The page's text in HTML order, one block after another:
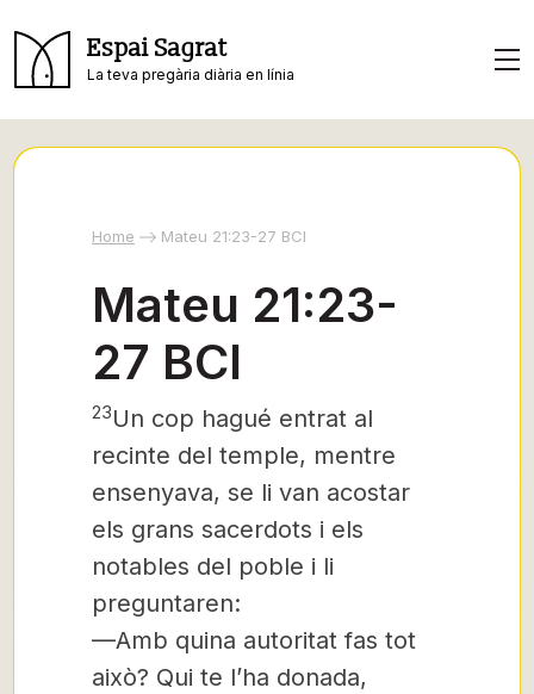
Espai Sagrat
La teva pregària diària en línia
Home Mateu 21:23-27 BCI
Mateu 21:23-
27 BCI
23Un cop hagué entrat al
recinte del temple, mentre
ensenyava, se li van acostar
els grans sacerdots i els
notables del poble i li
preguntaren:
—Amb quina autoritat fas tot
això? Qui te l’ha donada,